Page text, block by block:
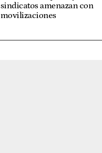
sindicatos amenazan con
movilizaciones